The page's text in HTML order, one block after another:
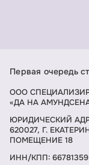
Первая очередь
ООО
«ДА НА
ЮРИДИЧЕСКИЙ
620027, Г.
ПОМЕЩЕНИЕ 18
ИНН/КПП: